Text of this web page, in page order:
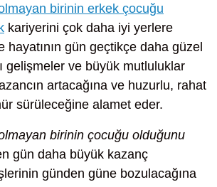
birinin erkek çocuğu
kariyerini çok daha iyi yerlere
hayatının gün geçtikçe daha güzel
gelişmeler ve büyük mutluluklar
artacağına ve huzurlu, rahat
sürüleceğine alamet eder.
birinin çocuğu olduğunu
gün daha büyük kazanç
günden güne bozulacağına